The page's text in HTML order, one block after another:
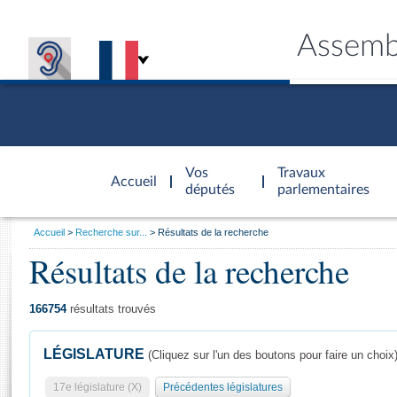
Accueil
d'accueil
Vos
députés
Travaux
parlementaires
Général
Vous
Accueil Recherche sur... Résultats de la recherche
Résultats de la recherche
166754résultats trouvés
LÉGISLATURE (Cliquez sur l'un des boutons pour faire un choix)
17e législature (X) Précédentes législatures